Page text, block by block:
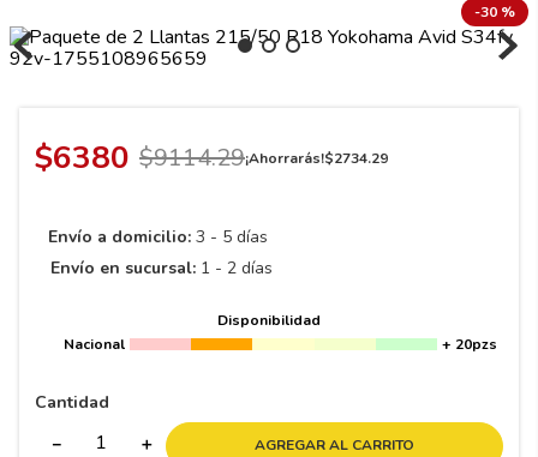
-30 %
$6380 $9114.29¡Ahorrarás!$2734.29
Envío a domicilio: 3 - 5 días
Envío en sucursal: 1 - 2 días
Disponibilidad
Nacional
+ 20pzs
Cantidad
＋
－ AGREGAR AL CARRITO
7. 245
10.
265